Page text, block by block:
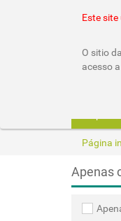
Este
O sitio
acesso
Página
Apenas